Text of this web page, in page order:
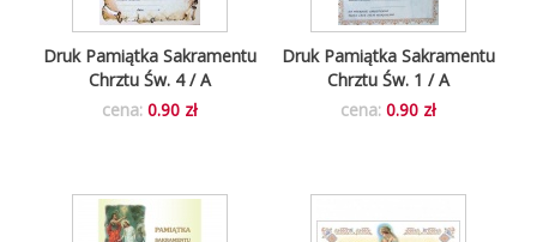
Druk Pamiątka Sakramentu
Chrztu Św. 1 / A
cena: 0.90 zł
Druk Pamiątka Sakramentu
Chrztu Św. 4 / A
cena: 0.90 zł